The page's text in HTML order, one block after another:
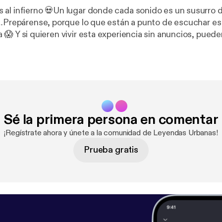
al infierno 💀Un lugar donde cada sonido es un susurro
porque lo que están a punto de escuchar
suscribirse a
Sé la primera persona en comentar
¡Regístrate ahora y únete a la comunidad de Leyendas Urbanas!
Prueba gratis